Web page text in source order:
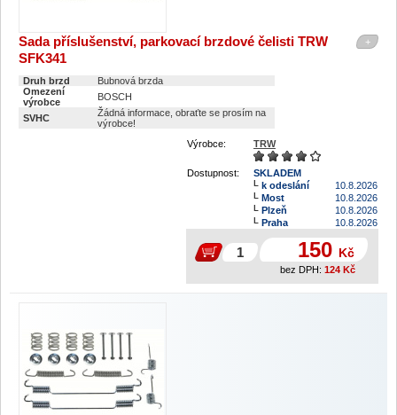
+
Sada příslušenství, parkovací brzdové čelisti TRW
SFK341
Druh brzd
Bubnová brzda
Omezení
výrobce
BOSCH
SVHC
Žádná informace, obraťte se prosím na
výrobce!
Výrobce:
TRW
Dostupnost:
SKLADEM
k odeslání
10.8.2026
Most
10.8.2026
Plzeň
10.8.2026
Praha
10.8.2026
150 Kč
bez DPH: 124 Kč